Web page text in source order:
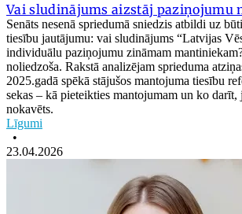
Vai sludinājums aizstāj paziņojumu
Senāts nesenā spriedumā sniedzis atbildi uz
tiesību jautājumu: vai sludinājums “Latvijas
individuālu paziņojumu zināmam
noliedzoša. Rakstā analizējam sprieduma
2025.gadā spēkā stājušos mantojuma tiesību
sekas – kā pieteikties mantojumam un ko darīt,
nokavēts.
Līgumi
•
23.04.2026